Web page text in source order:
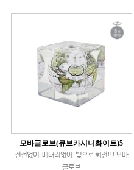
모바글로브(큐브카시니화이트)5
전선없이. 배터리없이. 빛으로 회전!!! 모바
글로브